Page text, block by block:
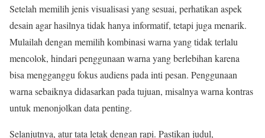
Setelah memilih jenis visualisasi yang sesuai, perhatikan aspek
desain agar hasilnya tidak hanya informatif, tetapi juga menarik.
Mulailah dengan memilih kombinasi warna yang tidak terlalu
mencolok, hindari penggunaan warna yang berlebihan karena
bisa mengganggu fokus audiens pada inti pesan. Penggunaan
warna sebaiknya didasarkan pada tujuan, misalnya warna kontras
untuk menonjolkan data penting.
Selanjutnya, atur tata letak dengan rapi. Pastikan judul,